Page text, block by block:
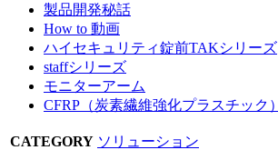
製品開発秘話
How to 動画
ハイセキュリティ錠前TAKシリーズ
staffシリーズ
モニターアーム
CFRP（炭素繊維強化プラスチック）
CATEGORY ソリューション